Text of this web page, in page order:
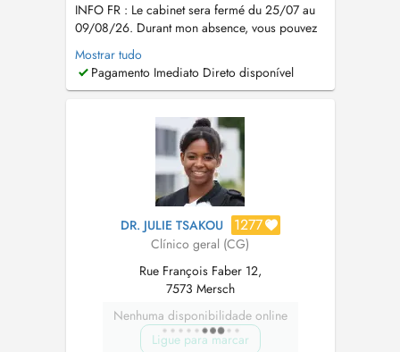
INFO FR : Le cabinet sera fermé du 25/07 au
09/08/26. Durant mon absence, vous pouvez
faire appel : --> la semaine du 27 juillet : au Dr
Tsakou Julie, également disponible via Doctena.
--> la semaine du 3 aout : à la maison médicale
Mostrar tudo
Pagamento Imediato Direto disponível
DR. JULIE TSAKOU 1277
Clínico geral (CG)
Rue François Faber 12,
7573 Mersch
Nenhuma disponibilidade online
Ligue para marcar